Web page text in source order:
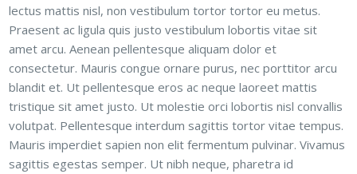
lectus mattis nisl, non vestibulum tortor tortor eu metus.
Praesent ac ligula quis justo vestibulum lobortis vitae sit
amet arcu. Aenean pellentesque aliquam dolor et
consectetur. Mauris congue ornare purus, nec porttitor arcu
blandit et. Ut pellentesque eros ac neque laoreet mattis
tristique sit amet justo. Ut molestie orci lobortis nisl convallis
volutpat. Pellentesque interdum sagittis tortor vitae tempus.
Mauris imperdiet sapien non elit fermentum pulvinar. Vivamus
sagittis egestas semper. Ut nibh neque, pharetra id